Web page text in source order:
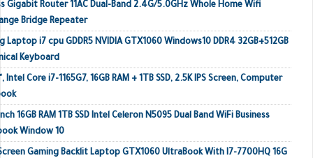
Gigabit Router 11AC Dual-Band 2.4G/5.0GHz Whole Home Wifi
Bridge Repeater
Laptop i7 cpu GDDR5 NVIDIA GTX1060 Windows10 DDR4 32GB+512GB
Keyboard
Core i7-1165G7, 16GB RAM + 1TB SSD, 2.5K IPS Screen, Computer
16GB RAM 1TB SSD Intel Celeron N5095 Dual Band WiFi Business
Window 10
Gaming Backlit Laptop GTX1060 UltraBook With I7-7700HQ 16G